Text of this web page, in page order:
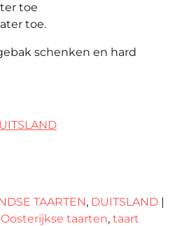
toe
toe.
schenken en hard
TAARTEN, DUITSLAND |
Oosterijkse taarten, taart